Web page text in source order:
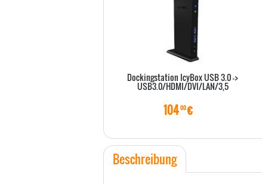
Dockingstation IcyBox USB 3.0 ->
USB3.0/HDMI/DVI/LAN/3,5
10400€
Beschreibung